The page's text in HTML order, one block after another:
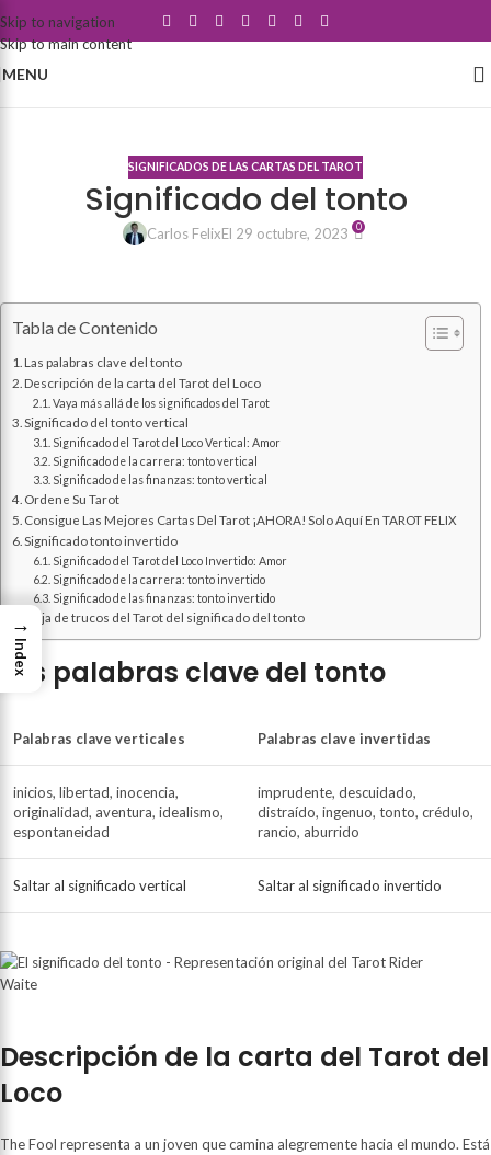
Skip to navigation
Skip to main content
MENU
SIGNIFICADOS DE LAS CARTAS DEL TAROT
Significado del tonto
Carlos FelixEl 29 octubre, 2023 0
Tabla de Contenido
Las palabras clave del tonto
Descripción de la carta del Tarot del Loco
Vaya más allá de los significados del Tarot
Significado del tonto vertical
Significado del Tarot del Loco Vertical: Amor
Significado de la carrera: tonto vertical
Significado de las finanzas: tonto vertical
Ordene Su Tarot
Consigue Las Mejores Cartas Del Tarot ¡AHORA! Solo Aquí En TAROT FELIX
Significado tonto invertido
Significado del Tarot del Loco Invertido: Amor
Significado de la carrera: tonto invertido
Significado de las finanzas: tonto invertido
Hoja de trucos del Tarot del significado del tonto
Las palabras clave del tonto
Palabras clave verticales Palabras clave invertidas
inicios, libertad, inocencia,
originalidad, aventura, idealismo,
espontaneidad
imprudente, descuidado,
distraído, ingenuo, tonto, crédulo,
rancio, aburrido
Saltar al significado vertical Saltar al significado invertido
Descripción de la carta del Tarot del
Loco
The Fool representa a un joven que camina alegremente hacia el mundo. Está
→
Index